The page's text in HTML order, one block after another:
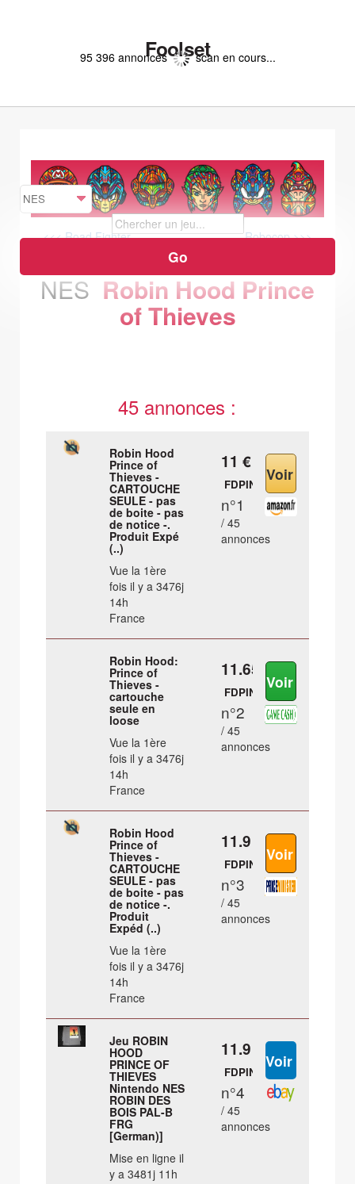
Foolset
95 396 annonces scan en cours...
<<< Road Fighter Robocop >>>
NES Robin Hood Prince
of Thieves
45 annonces :
Robin Hood
Prince of
Thieves -
CARTOUCHE
SEULE - pas
de boite - pas
de notice -.
Produit Expé
(..)
Vue la 1ère
fois il y a 3476j
14h
France
11 €
FDPIN
n°1
/ 45
annonces
Robin Hood:
Prince of
Thieves -
cartouche
seule en
loose
Vue la 1ère
fois il y a 3476j
14h
France
11.65 €
FDPIN
n°2
/ 45
annonces
Robin Hood
Prince of
Thieves -
CARTOUCHE
SEULE - pas
de boite - pas
de notice -.
Produit
Expéd (..)
Vue la 1ère
fois il y a 3476j
14h
France
11.9 €
FDPIN
n°3
/ 45
annonces
Jeu ROBIN
HOOD
PRINCE OF
THIEVES
Nintendo NES
ROBIN DES
BOIS PAL-B
FRG
[German)]
Mise en ligne il
y a 3481j 11h
11.9 €
FDPIN
n°4
/ 45
annonces